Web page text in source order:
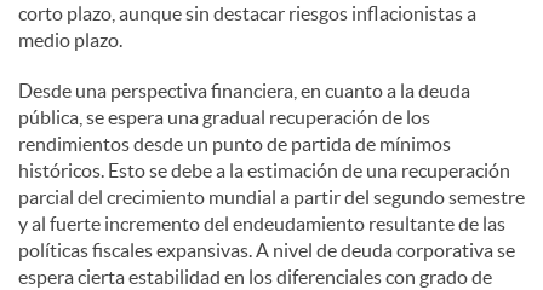
corto plazo, aunque sin destacar riesgos inflacionistas a
medio plazo.
Desde una perspectiva financiera, en cuanto a la deuda
pública, se espera una gradual recuperación de los
rendimientos desde un punto de partida de mínimos
históricos. Esto se debe a la estimación de una recuperación
parcial del crecimiento mundial a partir del segundo semestre
y al fuerte incremento del endeudamiento resultante de las
políticas fiscales expansivas. A nivel de deuda corporativa se
espera cierta estabilidad en los diferenciales con grado de